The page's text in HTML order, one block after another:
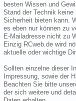
besten Wissen und
Stand der Technik
Sicherheit bieten kann.
es eben nur können zu
E-Mailadresse nicht zu
Einzig RCweb.de wird
aktuelle oder wichtige
Sollten einzelne dieser
Impressung, sowie der
Beachten Sie bitte
der sich weitere und